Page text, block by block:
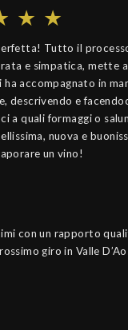
Tutto il
e simpatica, mette
ha accompagnato in
descrivendo e
a quali formaggi o
nuova e
un vino!
con un rapporto
giro in Valle